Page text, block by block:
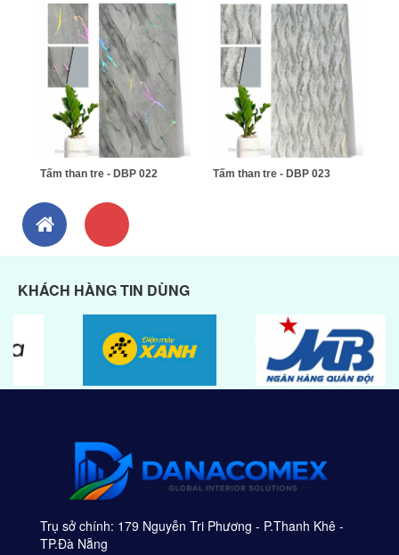
Tấm than tre - DBP 022 Tấm than tre - DBP 023
KHÁCH HÀNG TIN DÙNG
Trụ sở chính: 179 Nguyễn Tri Phương - P.Thanh Khê -
TP.Đà Nẵng